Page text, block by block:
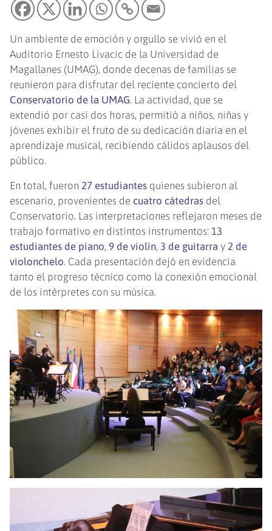
Un ambiente de emoción y orgullo se vivió en el
Auditorio Ernesto Livacic de la Universidad de
Magallanes (UMAG), donde decenas de familias se
reunieron para disfrutar del reciente concierto del
Conservatorio de la UMAG. La actividad, que se
extendió por casi dos horas, permitió a niños, niñas y
jóvenes exhibir el fruto de su dedicación diaria en el
aprendizaje musical, recibiendo cálidos aplausos del
público.
En total, fueron 27 estudiantes quienes subieron al
escenario, provenientes de cuatro cátedras del
Conservatorio. Las interpretaciones reflejaron meses de
trabajo formativo en distintos instrumentos:13
estudiantes de piano, 9 de violín, 3 de guitarra y 2 de
violonchelo. Cada presentación dejó en evidencia
tanto el progreso técnico como la conexión emocional
de los intérpretes con su música.